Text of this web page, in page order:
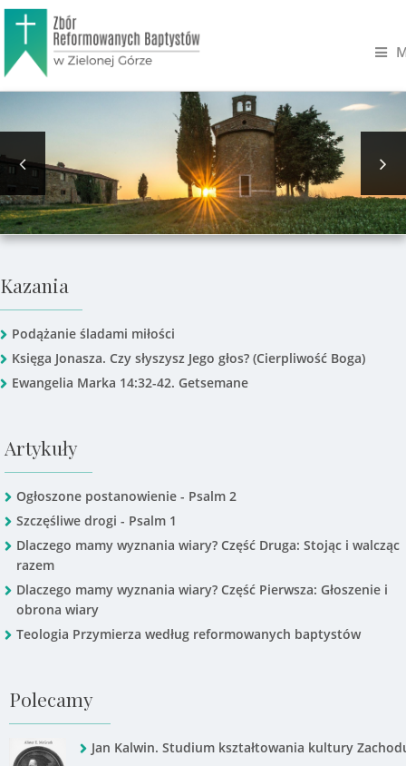
Kazania
Podążanie śladami miłości
Księga Jonasza. Czy słyszysz Jego głos? (Cierpliwość Boga)
Ewangelia Marka 14:32-42. Getsemane
Artykuły
Ogłoszone postanowienie - Psalm 2
Szczęśliwe drogi - Psalm 1
Dlaczego mamy wyznania wiary? Część Druga: Stojąc i walcząc
razem
Dlaczego mamy wyznania wiary? Część Pierwsza: Głoszenie i
obrona wiary
Teologia Przymierza według reformowanych baptystów
Polecamy
Jan Kalwin. Studium kształtowania kultury